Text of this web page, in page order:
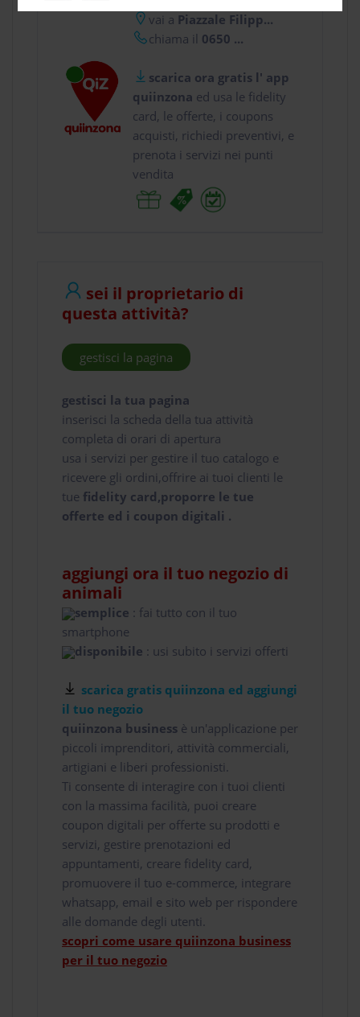
vai a Piazzale Filipp...
chiama il 0650 ...
scarica ora gratis l' app
quiinzona ed usa le fidelity
card, le offerte, i coupons
acquisti, richiedi preventivi, e
prenota i servizi nei punti
vendita
sei il proprietario di
questa attività?
gestisci la pagina
gestisci la tua pagina
inserisci la scheda della tua attività
completa di orari di apertura
usa i servizi per gestire il tuo catalogo e
ricevere gli ordini,offrire ai tuoi clienti le
tue fidelity card,proporre le tue
offerte ed i coupon digitali .
aggiungi ora il tuo negozio di
animali
semplice : fai tutto con il tuo
smartphone
disponibile : usi subito i servizi offerti
scarica gratis quiinzona ed aggiungi
il tuo negozio
quiinzona business è un'applicazione per
piccoli imprenditori, attività commerciali,
artigiani e liberi professionisti.
Ti consente di interagire con i tuoi clienti
con la massima facilità, puoi creare
coupon digitali per offerte su prodotti e
servizi, gestire prenotazioni ed
appuntamenti, creare fidelity card,
promuovere il tuo e-commerce, integrare
whatsapp, email e sito web per rispondere
alle domande degli utenti.
scopri come usare quiinzona business
per il tuo negozio